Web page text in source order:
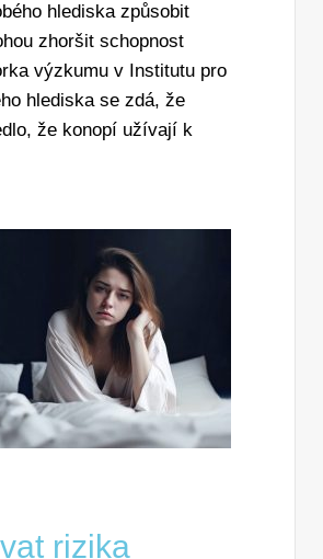
hlediska způsobit
zhoršit schopnost
výzkumu v Institutu pro
hlediska se zdá, že
že konopí užívají k
rizika